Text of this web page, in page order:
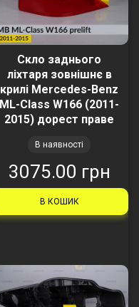
Скло заднього
ліхтаря зовнішнє в
крилі Mercedes-Benz
ML-Class W166 (2011-
2015) дорест праве
В наявності
3075.00 грн
В КОШИК